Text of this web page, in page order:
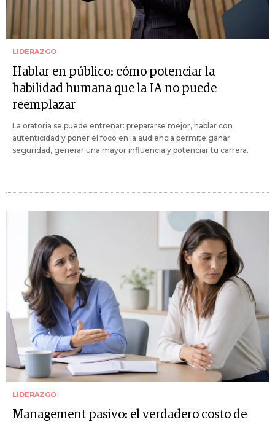
LIDERAZGO
Hablar en público: cómo potenciar la
habilidad humana que la IA no puede
reemplazar
La oratoria se puede entrenar: prepararse mejor, hablar con
autenticidad y poner el foco en la audiencia permite ganar
seguridad, generar una mayor influencia y potenciar tu carrera.
LIDERAZGO
Management pasivo: el verdadero costo de